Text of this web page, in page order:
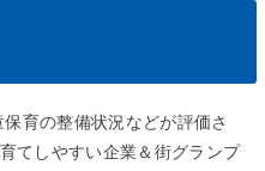
育の整備状況などが評価さ
てしやすい企業＆街グランプ